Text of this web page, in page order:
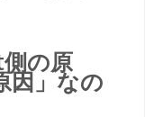
の原
因」なの